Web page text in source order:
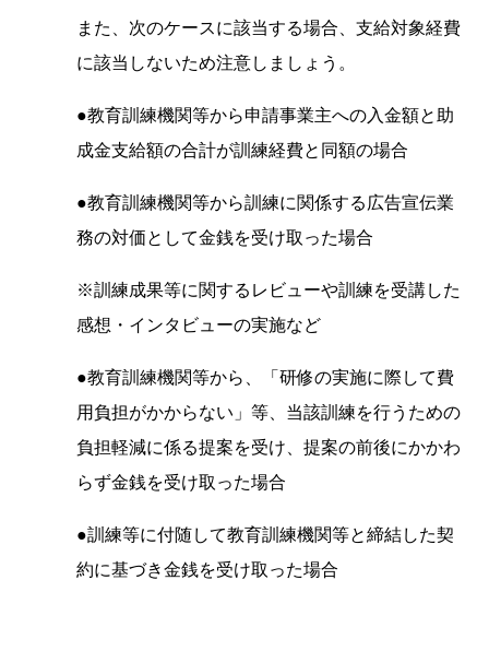
また、次のケースに該当する場合、支給対象経費
に該当しないため注意しましょう。
●教育訓練機関等から申請事業主への入金額と助
成金支給額の合計が訓練経費と同額の場合
●教育訓練機関等から訓練に関係する広告宣伝業
務の対価として金銭を受け取った場合
※訓練成果等に関するレビューや訓練を受講した
感想・インタビューの実施など
●教育訓練機関等から、「研修の実施に際して費
用負担がかからない」等、当該訓練を行うための
負担軽減に係る提案を受け、提案の前後にかかわ
らず金銭を受け取った場合
●訓練等に付随して教育訓練機関等と締結した契
約に基づき金銭を受け取った場合